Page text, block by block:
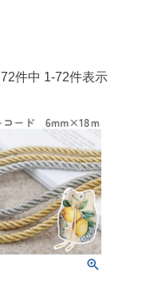
72件中 1-72件表示